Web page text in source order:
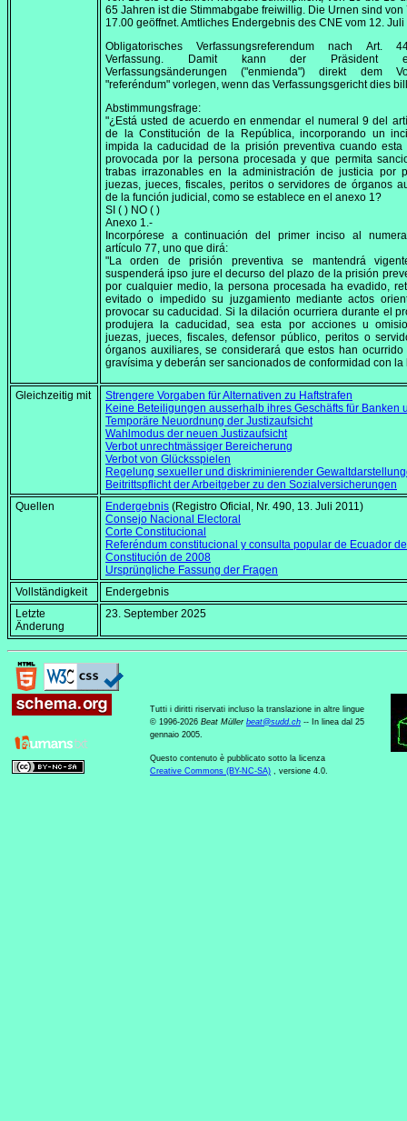
65 Jahren ist die Stimmabgabe freiwillig. Die Urnen sind von
17.00 geöffnet. Amtliches Endergebnis des CNE vom 12. Juli
Obligatorisches Verfassungsreferendum nach Art.
Verfassung. Damit kann der Präsident
Verfassungsänderungen ("enmienda") direkt dem
"referéndum" vorlegen, wenn das Verfassungsgericht dies
Abstimmungsfrage:
"¿Está usted de acuerdo en enmendar el numeral 9 del
de la Constitución de la República, incorporando un
impida la caducidad de la prisión preventiva cuando esta
provocada por la persona procesada y que permita
trabas irrazonables en la administración de justicia por
juezas, jueces, fiscales, peritos o servidores de órganos
de la función judicial, como se establece en el anexo 1?
SI ( ) NO ( )
Anexo 1.-
Incorpórese a continuación del primer inciso al
artículo 77, uno que dirá:
"La orden de prisión preventiva se mantendrá
suspenderá ipso jure el decurso del plazo de la prisión
por cualquier medio, la persona procesada ha evadido,
evitado o impedido su juzgamiento mediante actos
provocar su caducidad. Si la dilación ocurriera durante el
produjera la caducidad, sea esta por acciones u
juezas, jueces, fiscales, defensor público, peritos o
órganos auxiliares, se considerará que estos han ocurrido
gravísima y deberán ser sancionados de conformidad con la
Gleichzeitig mit
Strengere Vorgaben für Alternativen zu Haftstrafen
Keine Beteiligungen ausserhalb ihres Geschäfts für Banken
Temporäre Neuordnung der Justizaufsicht
Wahlmodus der neuen Justizaufsicht
Verbot unrechtmässiger Bereicherung
Verbot von Glücksspielen
Regelung sexueller und diskriminierender
Beitrittspflicht der Arbeitgeber zu den Sozialversicherungen
Quellen
Endergebnis (Registro Oficial, Nr. 490, 13. Juli 2011)
Consejo Nacional Electoral
Corte Constitucional
Referéndum constitucional y consulta popular de Ecuador
Constitución de 2008
Ursprüngliche Fassung der Fragen
Vollständigkeit
Endergebnis
Letzte
Änderung
23. September 2025
Tutti i diritti riservati incluso la translazione in altre lingue
© 1996-2026 Beat Müller beat@sudd.ch -- In linea dal 25
gennaio 2005.
Questo contenuto è pubblicato sotto la licenza
Creative Commons (BY-NC-SA) , versione 4.0.